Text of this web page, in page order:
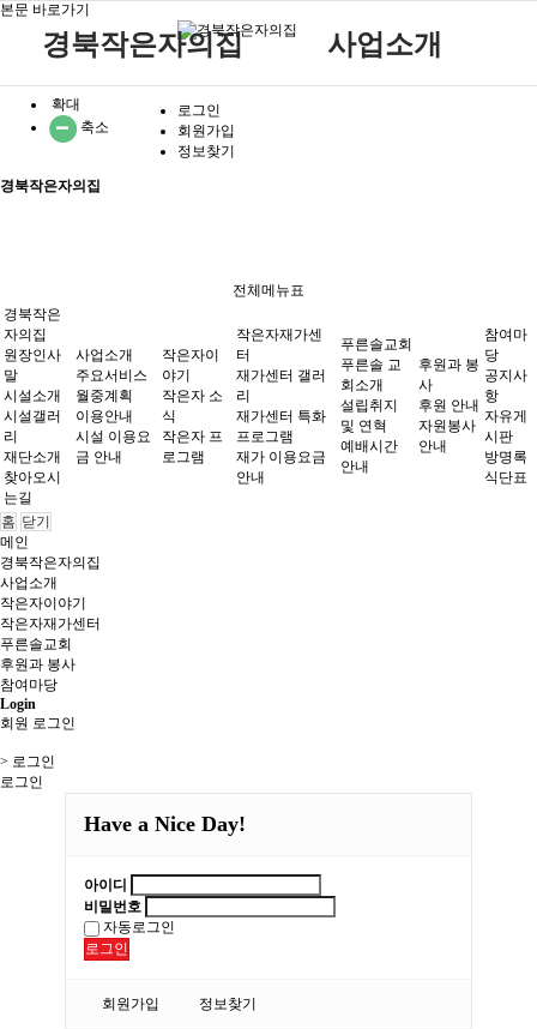
본문 바로가기
확대
축소
로그인
회원가입
정보찾기
경북작은자의집
경북작은자의집
원장인사말
시설소개
시설갤러리
사업소개
작은자이야기
작은자 소식
작은자 프로그램
재가센터 갤러리
재가센터 특화프로그램
재가 이용요금 안내
후원과 봉사
후원 안내
자원봉사 안내
참여마당
전체메뉴표
경북작은
자의집
원장인사
말
시설소개
시설갤러
리
재단소개
찾아오시
는길
사업소개
주요서비스
월중계획
이용안내
시설 이용요
금 안내
작은자이
야기
작은자 소
식
작은자 프
로그램
작은자재가센
터
재가센터 갤러
리
재가센터 특화
프로그램
재가 이용요금
안내
푸른솔교회
푸른솔 교
회소개
설립취지
및 연혁
예배시간
안내
후원과 봉
사
후원 안내
자원봉사
안내
참여마
당
공지사
항
자유게
시판
방명록
식단표
홈 닫기
메인
경북작은자의집
사업소개
작은자이야기
작은자재가센터
푸른솔교회
후원과 봉사
참여마당
Login
회원 로그인
> 로그인
로그인
Have a Nice Day!
아이디
비밀번호
자동로그인
로그인
회원가입 정보찾기